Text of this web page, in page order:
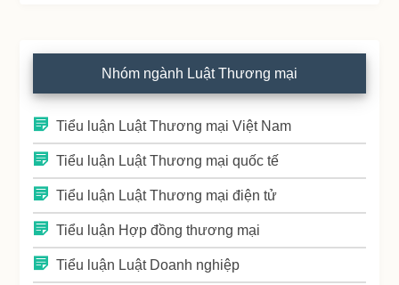
Nhóm ngành Luật Thương mại
Tiểu luận Luật Thương mại Việt Nam
Tiểu luận Luật Thương mại quốc tế
Tiểu luận Luật Thương mại điện tử
Tiểu luận Hợp đồng thương mại
Tiểu luận Luật Doanh nghiệp